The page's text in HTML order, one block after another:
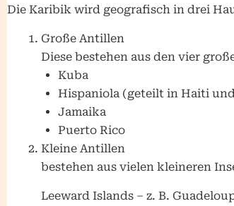
Die Karibik wird geografisch in drei
Große Antillen
Diese bestehen aus den vier
Kuba
Hispaniola (geteilt in Haiti
Jamaika
Puerto Rico
Kleine Antillen
bestehen aus vielen kleineren
Leeward Islands – z. B.